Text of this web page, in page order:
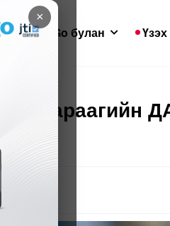
×
GoGo булан Үзэх
дараагийн